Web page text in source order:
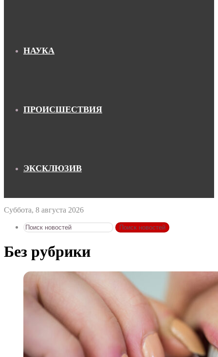
НАУКА
ПРОИСШЕСТВИЯ
ЭКСКЛЮЗИВ
Суббота, 8 августа 2026
Поиск новостей
Без рубрики